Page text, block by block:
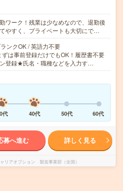
ワーク！残業は少なめなので、退勤後
やすく、プライベートも大切にで…
ンクOK / 英語力不要
は事前登録だけでもOK！履歴書不要
登録★氏名・職種などを入力す…
代 40代 50代 60代
募へ進む 詳しく見る
リアオプション 製造事業部（全国）